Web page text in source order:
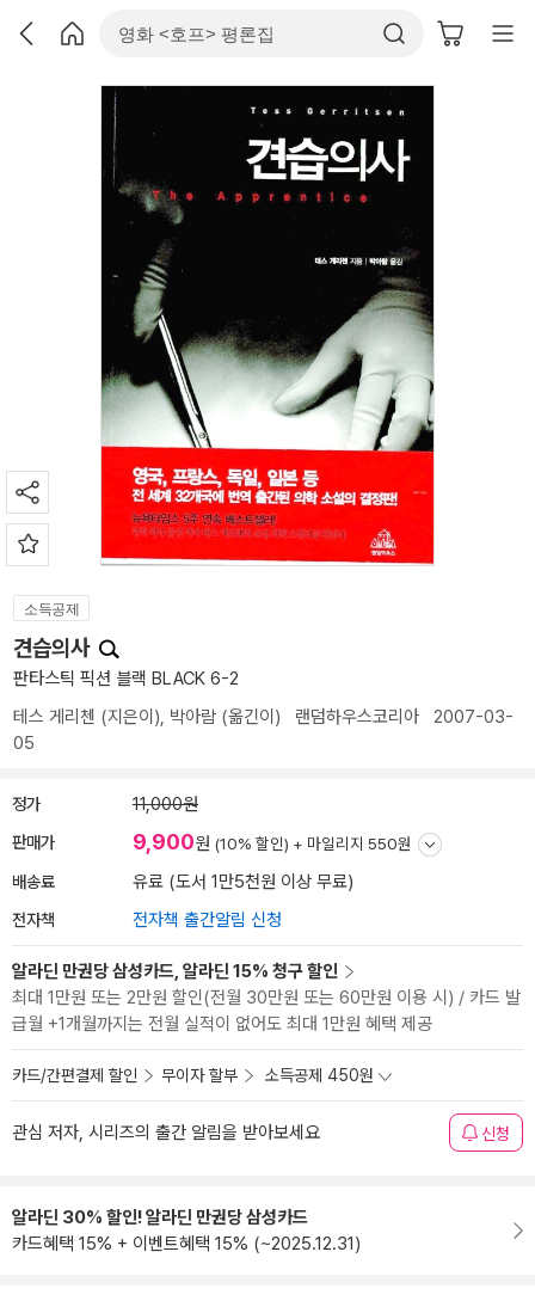
소득공제
견습의사
판타스틱 픽션 블랙 BLACK 6-2
테스 게리첸 (지은이), 박아람 (옮긴이) 랜덤하우스코리아 2007-03-
05
정가 11,000원
판매가 9,900원 (10% 할인) + 마일리지 550원
배송료 유료 (도서 1만5천원 이상 무료)
전자책 전자책 출간알림 신청
알라딘 만권당 삼성카드, 알라딘 15% 청구 할인
최대 1만원 또는 2만원 할인(전월 30만원 또는 60만원 이용 시) / 카드 발
급월 +1개월까지는 전월 실적이 없어도 최대 1만원 혜택 제공
카드/간편결제 할인 무이자 할부 소득공제 450원
관심 저자, 시리즈의 출간 알림을 받아보세요 신청
알라딘 30% 할인! 알라딘 만권당 삼성카드
카드혜택 15% + 이벤트혜택 15% (~2025.12.31)